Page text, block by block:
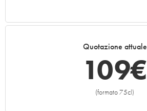
Quotazione attuale
109€
(formato 75cl)